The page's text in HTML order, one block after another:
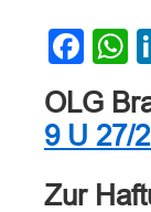
OLG
9 U 27/
Zur